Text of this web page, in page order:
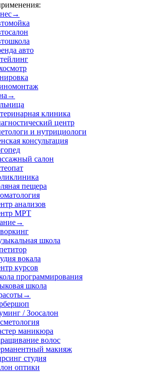
→
авто
→
клиника
центр
и нутрициологи
консультация
салон
пещера
анализов
МРТ
→
школа
вокала
курсов
программирования
школа
→
/ Зоосалон
маникюра
волос
макияж
студия
оптики